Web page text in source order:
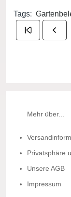
Tags:
Mehr über...
Privatsphäre
Unsere AGB
Impressum